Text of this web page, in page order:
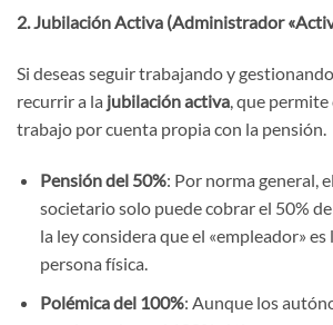
2. Jubilación Activa (Administrador
Si deseas seguir trabajando y
recurrir a la jubilación activa, que
trabajo por cuenta propia con la pensión.
Pensión del 50%: Por norma general,
societario solo puede cobrar el 50%
la ley considera que el «empleador» es
persona física.
Polémica del 100%: Aunque los